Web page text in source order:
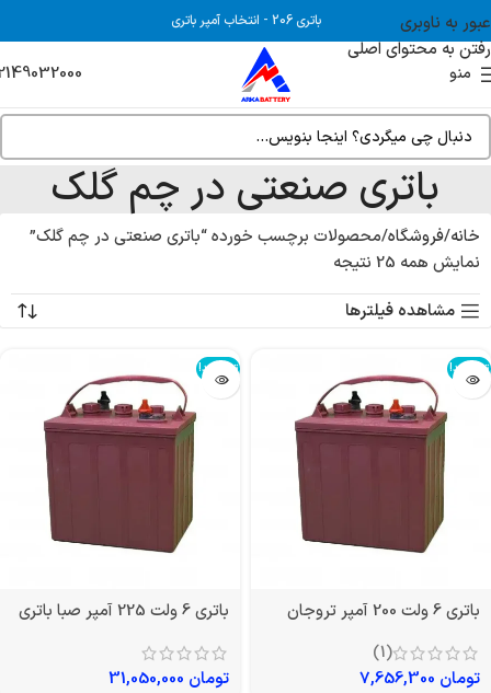
عبور به ناوبری
رفتن به محتوای اصلی
باتری 206 - انتخاب آمپر باتری
منو
باتری صنعتی در چم گلک
خانه فروشگاه محصولات برچسب خورده “باتری صنعتی در چم گلک”
نمایش همه 25 نتیجه
مشاهده فیلترها
تمام شد!
باتری 6 ولت 200 آمپر تروجان
(1)
تومان
تمام شد!
باتری 6 ولت 225 آمپر صبا باتری
تومان